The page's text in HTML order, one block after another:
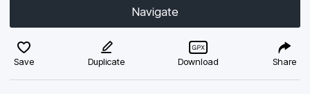
Navigate
Save Duplicate Download Share